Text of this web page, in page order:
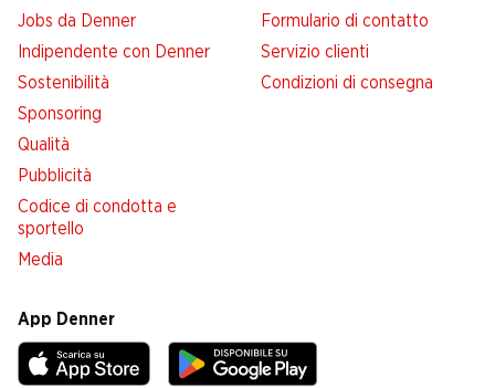
Jobs da Denner
Indipendente con Denner
Sostenibilità
Sponsoring
Qualità
Pubblicità
Codice di condotta e
sportello
Media
Formulario di contatto
Servizio clienti
Condizioni di consegna
App Denner